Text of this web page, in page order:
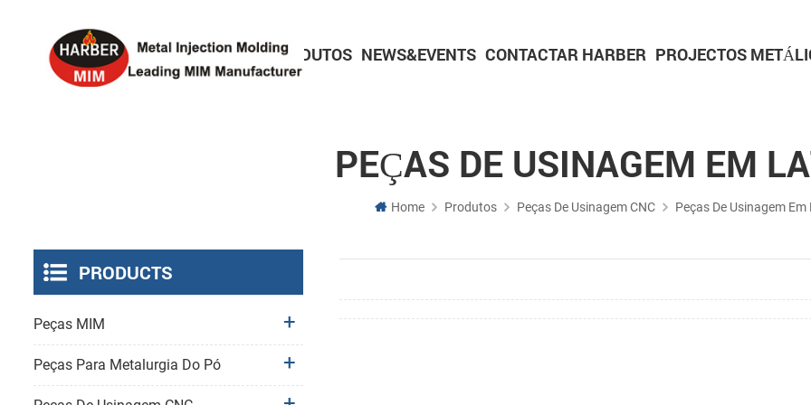
HOME SOBRE PRODUTOS NEWS&EVENTS CONTACTAR HARBER PROJECTOS
PEÇAS DE USINAGEM EM
Home Produtos Peças De Usinagem CNC Peças De Usinagem
PRODUCTS
Peças MIM
Peças Para Metalurgia Do Pó